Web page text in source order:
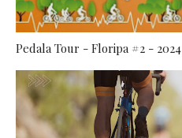
Pedala Tour - Floripa #2 - 2024